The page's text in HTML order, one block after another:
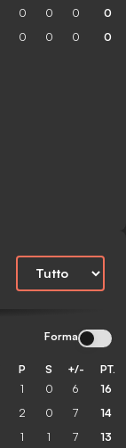
0 0 0 0
0 0 0 0
Forma
P S +/- PT.
1 0 6 16
2 0 7 14
1 1 7 13